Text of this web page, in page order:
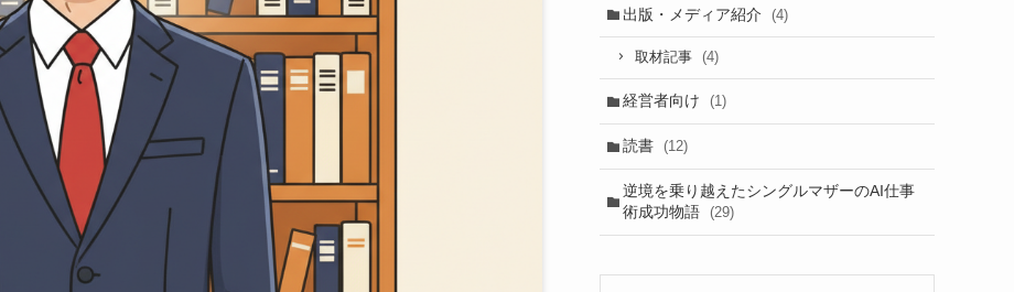
出版・メディア紹介 (4)
取材記事 (4)
経営者向け (1)
読書 (12)
逆境を乗り越えたシングルマザーのAI仕事
術成功物語 (29)